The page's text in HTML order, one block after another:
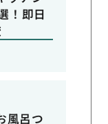
！即日
風呂つ